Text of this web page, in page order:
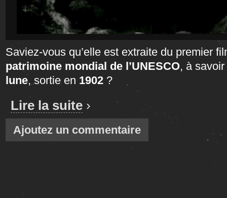
Saviez-vous qu’elle est extraite du premier
patrimoine mondial de l’UNESCO, à savoir
lune, sortie en 1902 ?
Lire la suite ›
Ajoutez un commentaire